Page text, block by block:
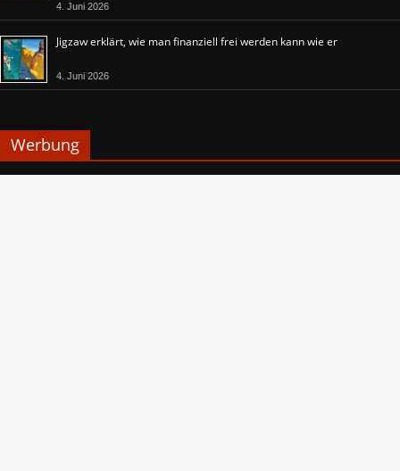
4. Juni 2026
Jigzaw erklärt, wie man finanziell frei werden kann wie er
4. Juni 2026
Werbung